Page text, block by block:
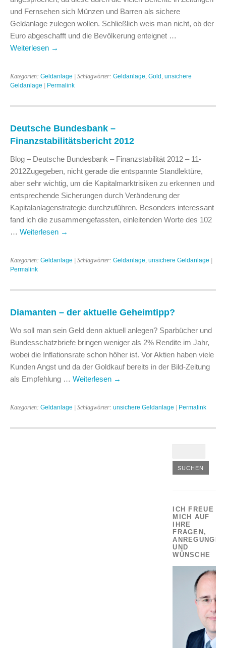
und Fernsehen sich Münzen und Barren als sichere
Geldanlage zulegen wollen. Schließlich weis man nicht, ob der
Euro abgeschafft und die Bevölkerung enteignet …
Weiterlesen →
Kategorien: Geldanlage | Schlagwörter: Geldanlage Gold unsichere
Geldanlage | Permalink
Deutsche Bundesbank –
Finanzstabilitätsbericht 2012
Blog – Deutsche Bundesbank – Finanzstabilität 2012 – 11-
2012Zugegeben, nicht gerade die entspannte Standlektüre,
aber sehr wichtig, um die Kapitalmarktrisiken zu erkennen und
entsprechende Sicherungen durch Veränderung der
Kapitalanlagenstrategie durchzuführen. Besonders interessant
fand ich die zusammengefassten, einleitenden Worte des 102
… Weiterlesen →
Kategorien: Geldanlage | Schlagwörter: Geldanlage unsichere Geldanlage |
Permalink
Diamanten – der aktuelle Geheimtipp?
Wo soll man sein Geld denn aktuell anlegen? Sparbücher und
Bundesschatzbriefe bringen weniger als 2% Rendite im Jahr,
wobei die Inflationsrate schon höher ist. Vor Aktien haben viele
Kunden Angst und da der Goldkauf bereits in der Bild-Zeitung
als Empfehlung … Weiterlesen →
Kategorien: Geldanlage | Schlagwörter: unsichere Geldanlage | Permalink
ICH FREUE
MICH AUF
IHRE
FRAGEN,
ANREGUNGEN
UND
WÜNSCHE